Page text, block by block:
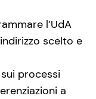
l’UdA
scelto e
processi
a